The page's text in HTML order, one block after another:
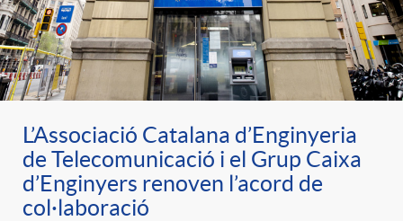
L’Associació Catalana d’Enginyeria
de Telecomunicació i el Grup Caixa
d’Enginyers renoven l’acord de
col·laboració